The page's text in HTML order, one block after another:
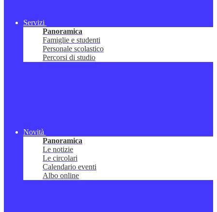
Servizi
Panoramica
Famiglie e studenti
Personale scolastico
Percorsi di studio
Novità
Panoramica
Le notizie
Le circolari
Calendario eventi
Albo online